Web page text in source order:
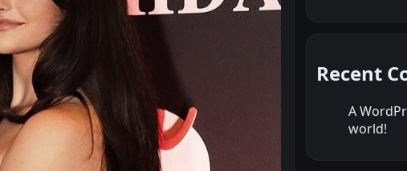
Recent
A
world!